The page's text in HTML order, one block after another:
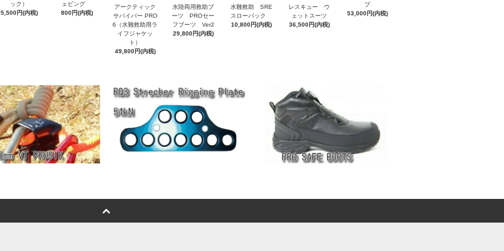
ック）
5,500円(内税)
ェビング
800円(内税)
アークティック
サバイバー PRO
6（水難救助用ラ
イフジャケッ
ト）
49,800円(内税)
水陸両用救助ブ
ーツ PROセー
フブーツ Ver2
29,800円(内税)
水難救助 SRE
スローバック
10,800円(内税)
レスキュー ウ
ェットスーツ
36,500円(内税)
プ
53,000円(内税)